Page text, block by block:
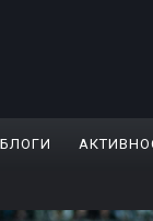
БЛОГИ